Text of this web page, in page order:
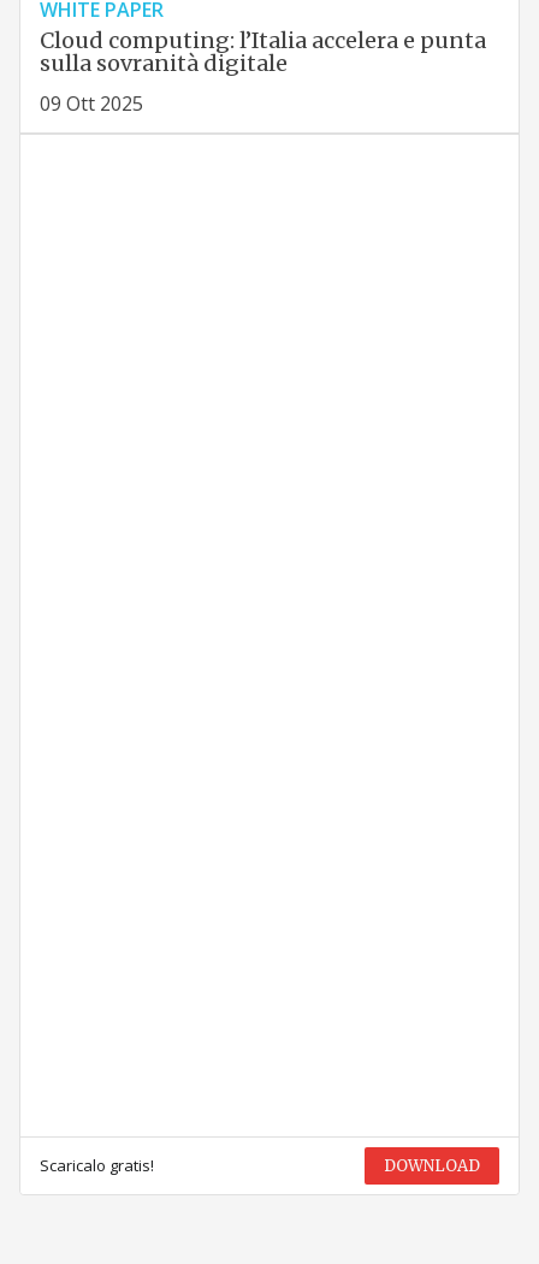
WHITE PAPER
Cloud computing: l’Italia accelera e punta
sulla sovranità digitale
09 Ott 2025
Scaricalo gratis! DOWNLOAD